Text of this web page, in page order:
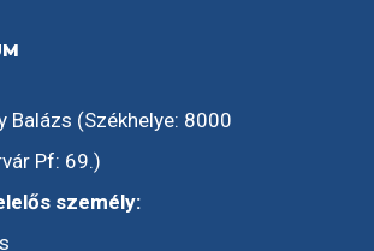
Balázs (Székhelye: 8000
Pf: 69.)
személy: